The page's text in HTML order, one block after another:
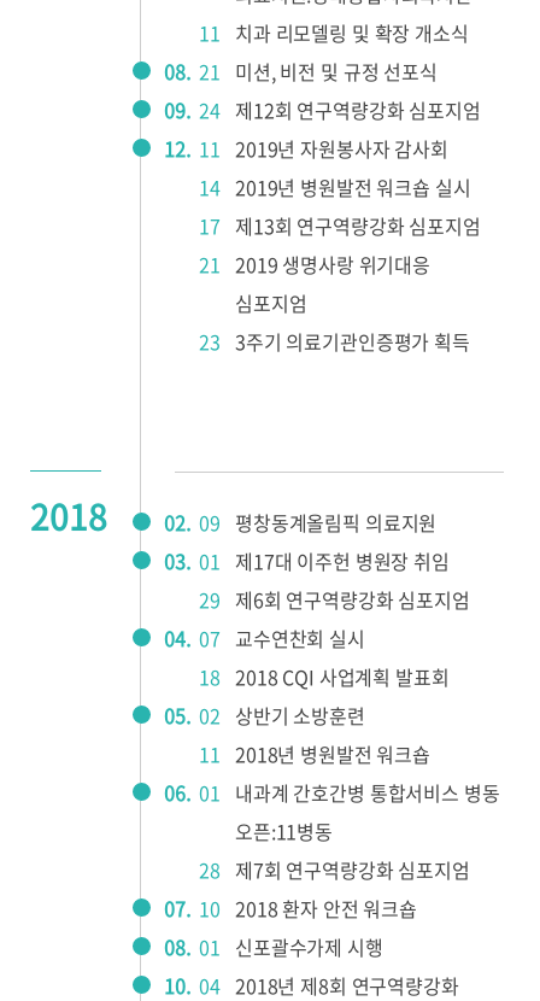
11
치과 리모델링 및 확장 개소식
08. 21
미션, 비전 및 규정 선포식
09. 24 제12회 연구역량강화 심포지엄
12. 11
2019년 자원봉사자 감사회
14 2019년 병원발전 워크숍 실시
17 제13회 연구역량강화 심포지엄
21
2019 생명사랑 위기대응
심포지엄
23 3주기 의료기관인증평가 획득
2018 02. 09 평창동계올림픽 의료지원
03. 01
제17대 이주헌 병원장 취임
29 제6회 연구역량강화 심포지엄
04. 07 교수연찬회 실시
18 2018 CQI 사업계획 발표회
05. 02 상반기 소방훈련
11
2018년 병원발전 워크숍
06. 01
내과계 간호간병 통합서비스 병동
오픈:11병동
28 제7회 연구역량강화 심포지엄
07. 10 2018 환자 안전 워크숍
08. 01
신포괄수가제 시행
10. 04 2018년 제8회 연구역량강화